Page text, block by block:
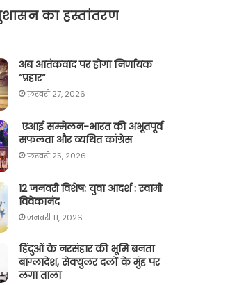
का हस्तांतरण
अब आतंकवाद पर होगा निर्णायक
“प्रहार“
फ़रवरी 27, 2026
एआई सम्मेलन-भारत की अभूतपूर्व
सफलता और व्यथित कांग्रेस
फ़रवरी 25, 2026
12 जनवरी विशेष: युवा आदर्श : स्वामी
विवेकानंद
जनवरी 11, 2026
हिंदुओं के नरसंहार की भूमि बनता
बांग्लादेश, सेक्युलर दलों के मुंह पर
लगा ताला